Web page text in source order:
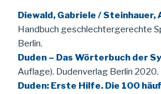
Diewald, Gabriele / Steinhauer,
Handbuch geschlechtergerechte
Berlin.
Duden – Das Wörterbuch der
Auflage). Dudenverlag Berlin 2020.
Duden: Erste Hilfe. Die 100